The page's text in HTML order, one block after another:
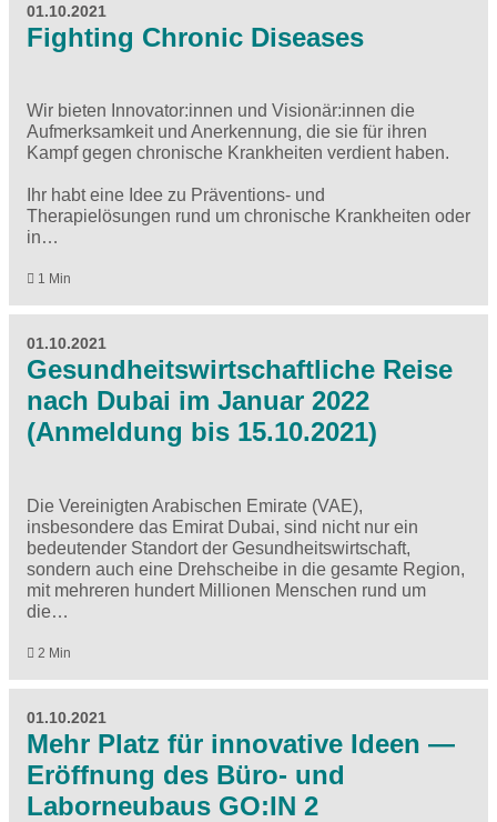
01.10.2021
Fighting Chronic Diseases
Wir bieten Innovator:innen und Visionär:innen die
Aufmerksamkeit und Anerkennung, die sie für ihren
Kampf gegen chronische Krankheiten verdient haben.
Ihr habt eine Idee zu Präventions- und
Therapielösungen rund um chronische Krankheiten oder
in…
1 Min
01.10.2021
Gesundheitswirtschaftliche Reise
nach Dubai im Januar 2022
(Anmeldung bis 15.10.2021)
Die Vereinigten Arabischen Emirate (VAE),
insbesondere das Emirat Dubai, sind nicht nur ein
bedeutender Standort der Gesundheitswirtschaft,
sondern auch eine Drehscheibe in die gesamte Region,
mit mehreren hundert Millionen Menschen rund um
die…
2 Min
01.10.2021
Mehr Platz für innovative Ideen —
Eröffnung des Büro- und
Laborneubaus GO:IN 2